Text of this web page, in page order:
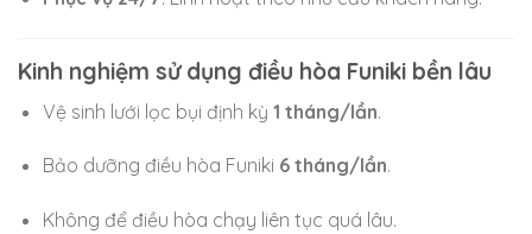
Kinh nghiệm sử dụng điều hòa Funiki bền lâu
Vệ sinh lưới lọc bụi định kỳ 1 tháng/lần.
Bảo dưỡng điều hòa Funiki 6 tháng/lần.
Không để điều hòa chạy liên tục quá lâu.